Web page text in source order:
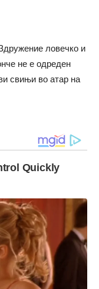
ловечко и
не е одреден
свињи во атар на